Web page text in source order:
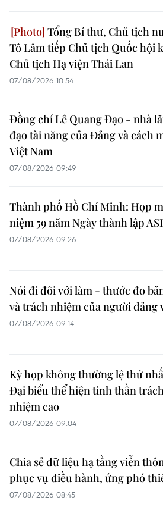
Tổng Bí thư, Chủ tịch
Tô Lâm tiếp Chủ tịch Quốc hội
Chủ tịch Hạ viện Thái Lan
07/08/2026 10:54
Đồng chí Lê Quang Đạo - nhà
đạo tài năng của Đảng và cách
Việt Nam
07/08/2026 09:49
Thành phố Hồ Chí Minh: Họp
niệm 59 năm Ngày thành lập
07/08/2026 09:26
Nói đi đôi với làm - thước đo
và trách nhiệm của người đảng
07/08/2026 09:14
Kỳ họp không thường lệ thứ
Đại biểu thể hiện tinh thần
nhiệm cao
07/08/2026 09:04
Chia sẻ dữ liệu hạ tầng viễn
phục vụ điều hành, ứng phó
07/08/2026 08:45